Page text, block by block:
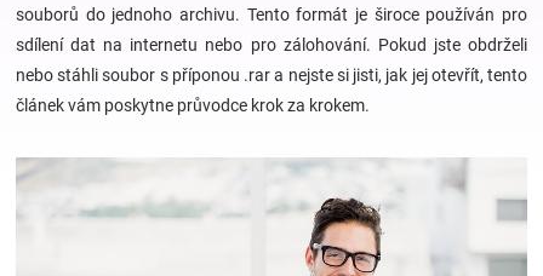
kojenecká
výbava
a
souborů do jednoho archivu. Tento formát je široce používán pro
sdílení dat na internetu nebo pro zálohování. Pokud jste obdrželi
nebo stáhli soubor s příponou .rar a nejste si jisti, jak jej otevřít, tento
článek vám poskytne průvodce krok za krokem.